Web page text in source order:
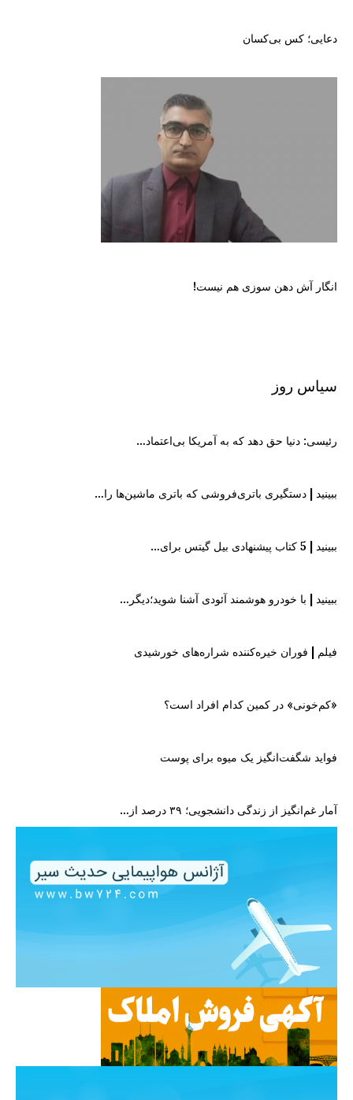
دعایی؛ کس بی‌کسان
انگار آش دهن سوزی هم نیست!
سیاس روز
رئیسی: دنیا حق دهد که به آمریکا بی‌اعتماد…
ببینید | دستگیری باتری‌فروشی که باتری ماشین‌ها را…
ببینید | 5 کتاب پیشنهادی بیل گیتس برای…
ببینید | با خودرو هوشمند آئودی آشنا شوید؛دیگر…
فیلم | فوران خیره‌کننده شراره‌های خورشیدی
«کم‌خونی» در کمین کدام افراد است؟
فواید شگفت‌انگیز یک میوه برای پوست
آمار غم‌انگیز از زندگی دانشجویی؛ ۳۹ درصد از…